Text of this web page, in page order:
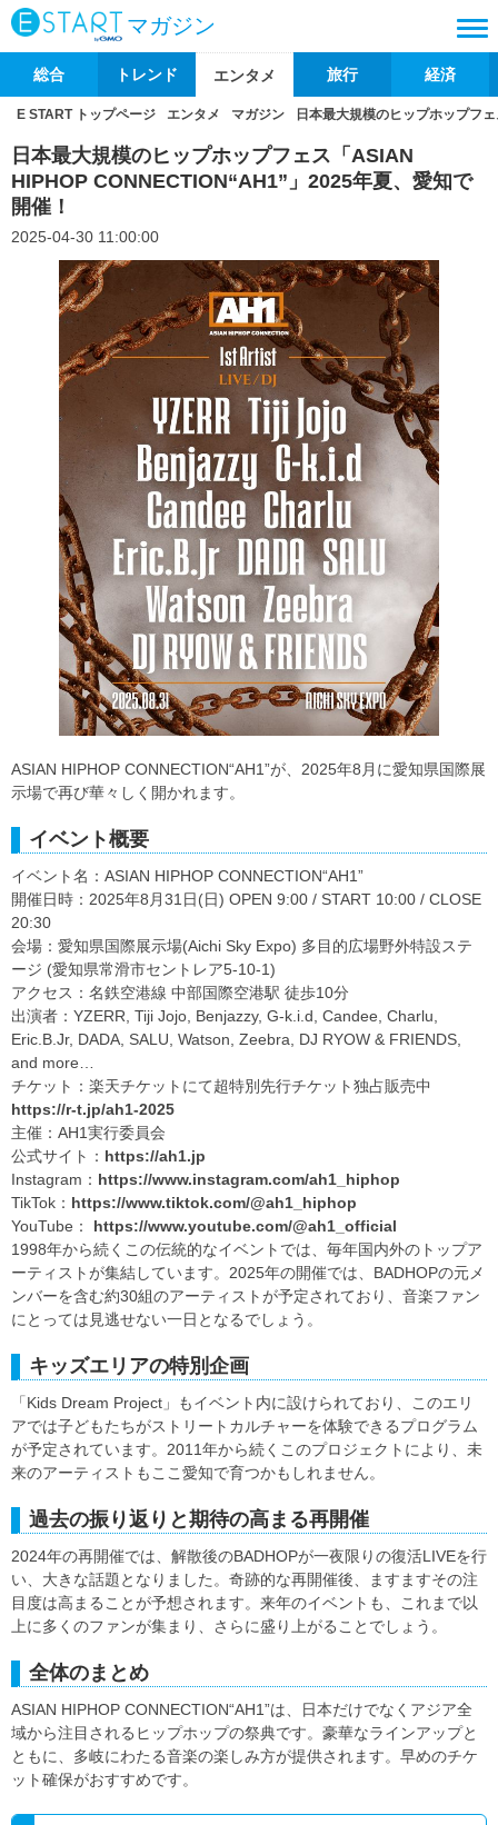
マガジン
総合 トレンド エンタメ 旅行 経済
E START トップページ エンタメ マガジン 日本最大規模のヒップホップフ
日本最大規模のヒップホップフェス「ASIAN
HIPHOP CONNECTION“AH1”」2025年夏、愛知で
開催！
2025-04-30 11:00:00
ASIAN HIPHOP CONNECTION“AH1”が、2025年8月に愛知県国際展
示場で再び華々しく開かれます。
イベント概要
イベント名：ASIAN HIPHOP CONNECTION“AH1”
開催日時：2025年8月31日(日) OPEN 9:00 / START 10:00 / CLOSE
20:30
会場：愛知県国際展示場(Aichi Sky Expo) 多目的広場野外特設ステ
ージ (愛知県常滑市セントレア5-10-1)
アクセス：名鉄空港線 中部国際空港駅 徒歩10分
出演者：YZERR, Tiji Jojo, Benjazzy, G-k.i.d, Candee, Charlu,
Eric.B.Jr, DADA, SALU, Watson, Zeebra, DJ RYOW & FRIENDS,
and more…
チケット：楽天チケットにて超特別先行チケット独占販売中
https://r-t.jp/ah1-2025
主催：AH1実行委員会
公式サイト： https://ah1.jp
Instagram： https://www.instagram.com/ah1_hiphop
TikTok： https://www.tiktok.com/@ah1_hiphop
YouTube： https://www.youtube.com/@ah1_official
1998年から続くこの伝統的なイベントでは、毎年国内外のトップア
ーティストが集結しています。2025年の開催では、BADHOPの元メ
ンバーを含む約30組のアーティストが予定されており、音楽ファン
にとっては見逃せない一日となるでしょう。
キッズエリアの特別企画
「Kids Dream Project」もイベント内に設けられており、このエリ
アでは子どもたちがストリートカルチャーを体験できるプログラム
が予定されています。2011年から続くこのプロジェクトにより、未
来のアーティストもここ愛知で育つかもしれません。
過去の振り返りと期待の高まる再開催
2024年の再開催では、解散後のBADHOPが一夜限りの復活LIVEを行
い、大きな話題となりました。奇跡的な再開催後、ますますその注
目度は高まることが予想されます。来年のイベントも、これまで以
上に多くのファンが集まり、さらに盛り上がることでしょう。
全体のまとめ
ASIAN HIPHOP CONNECTION“AH1”は、日本だけでなくアジア全
域から注目されるヒップホップの祭典です。豪華なラインアップと
ともに、多岐にわたる音楽の楽しみ方が提供されます。早めのチケ
ット確保がおすすめです。